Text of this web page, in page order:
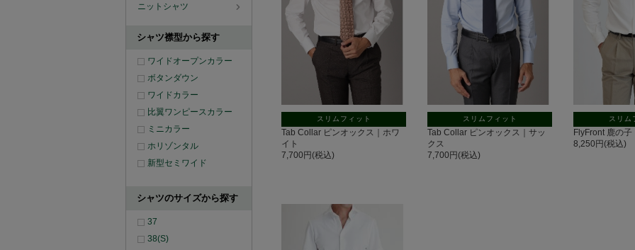
ニットシャツ
シャツ襟型から探す
ワイドオープンカラー
ボタンダウン
ワイドカラー
比翼ワンピースカラー
ミニカラー
ホリゾンタル
新型セミワイド
シャツのサイズから探す
37
38(S)
スリムフィット
Tab Collar ピンオックス｜ホワ
イト
7,700円(税込)
スリムフィット
Tab Collar ピンオックス｜サッ
クス
7,700円(税込)
スリム
FlyFront 鹿の
8,250円(税込)